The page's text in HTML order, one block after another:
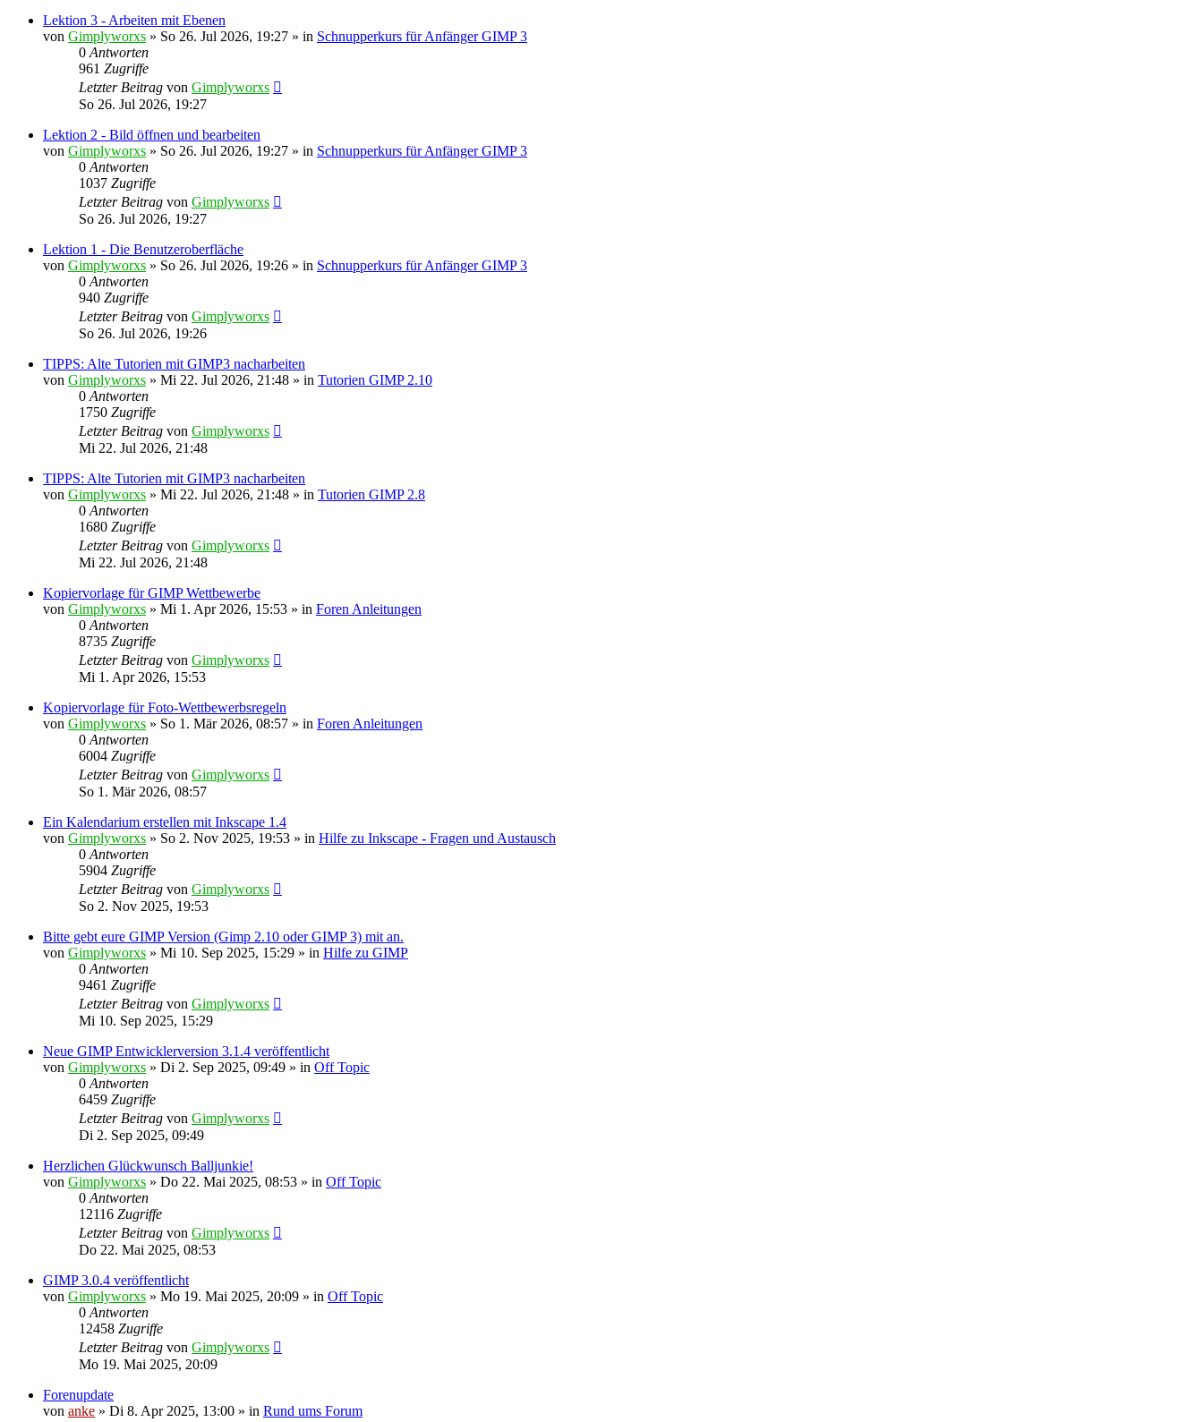
Lektion 3 - Arbeiten mit Ebenen
von Gimplyworxs » So 26. Jul 2026, 19:27 » in Schnupperkurs für Anfänger GIMP 3
0 Antworten
961 Zugriffe
Letzter Beitrag von Gimplyworxs
So 26. Jul 2026, 19:27
Lektion 2 - Bild öffnen und bearbeiten
von Gimplyworxs » So 26. Jul 2026, 19:27 » in Schnupperkurs für Anfänger GIMP 3
0 Antworten
1037 Zugriffe
Letzter Beitrag von Gimplyworxs
So 26. Jul 2026, 19:27
Lektion 1 - Die Benutzeroberfläche
von Gimplyworxs » So 26. Jul 2026, 19:26 » in Schnupperkurs für Anfänger GIMP 3
0 Antworten
940 Zugriffe
Letzter Beitrag von Gimplyworxs
So 26. Jul 2026, 19:26
TIPPS: Alte Tutorien mit GIMP3 nacharbeiten
von Gimplyworxs » Mi 22. Jul 2026, 21:48 » in Tutorien GIMP 2.10
0 Antworten
1750 Zugriffe
Letzter Beitrag von Gimplyworxs
Mi 22. Jul 2026, 21:48
TIPPS: Alte Tutorien mit GIMP3 nacharbeiten
von Gimplyworxs » Mi 22. Jul 2026, 21:48 » in Tutorien GIMP 2.8
0 Antworten
1680 Zugriffe
Letzter Beitrag von Gimplyworxs
Mi 22. Jul 2026, 21:48
Kopiervorlage für GIMP Wettbewerbe
von Gimplyworxs » Mi 1. Apr 2026, 15:53 » in Foren Anleitungen
0 Antworten
8735 Zugriffe
Letzter Beitrag von Gimplyworxs
Mi 1. Apr 2026, 15:53
Kopiervorlage für Foto-Wettbewerbsregeln
von Gimplyworxs » So 1. Mär 2026, 08:57 » in Foren Anleitungen
0 Antworten
6004 Zugriffe
Letzter Beitrag von Gimplyworxs
So 1. Mär 2026, 08:57
Ein Kalendarium erstellen mit Inkscape 1.4
von Gimplyworxs » So 2. Nov 2025, 19:53 » in Hilfe zu Inkscape - Fragen und Austausch
0 Antworten
5904 Zugriffe
Letzter Beitrag von Gimplyworxs
So 2. Nov 2025, 19:53
Bitte gebt eure GIMP Version (Gimp 2.10 oder GIMP 3) mit an.
von Gimplyworxs » Mi 10. Sep 2025, 15:29 » in Hilfe zu GIMP
0 Antworten
9461 Zugriffe
Letzter Beitrag von Gimplyworxs
Mi 10. Sep 2025, 15:29
Neue GIMP Entwicklerversion 3.1.4 veröffentlicht
von Gimplyworxs » Di 2. Sep 2025, 09:49 » in Off Topic
0 Antworten
6459 Zugriffe
Letzter Beitrag von Gimplyworxs
Di 2. Sep 2025, 09:49
Herzlichen Glückwunsch Balljunkie!
von Gimplyworxs » Do 22. Mai 2025, 08:53 » in Off Topic
0 Antworten
12116 Zugriffe
Letzter Beitrag von Gimplyworxs
Do 22. Mai 2025, 08:53
GIMP 3.0.4 veröffentlicht
von Gimplyworxs » Mo 19. Mai 2025, 20:09 » in Off Topic
0 Antworten
12458 Zugriffe
Letzter Beitrag von Gimplyworxs
Mo 19. Mai 2025, 20:09
Forenupdate
von anke » Di 8. Apr 2025, 13:00 » in Rund ums Forum